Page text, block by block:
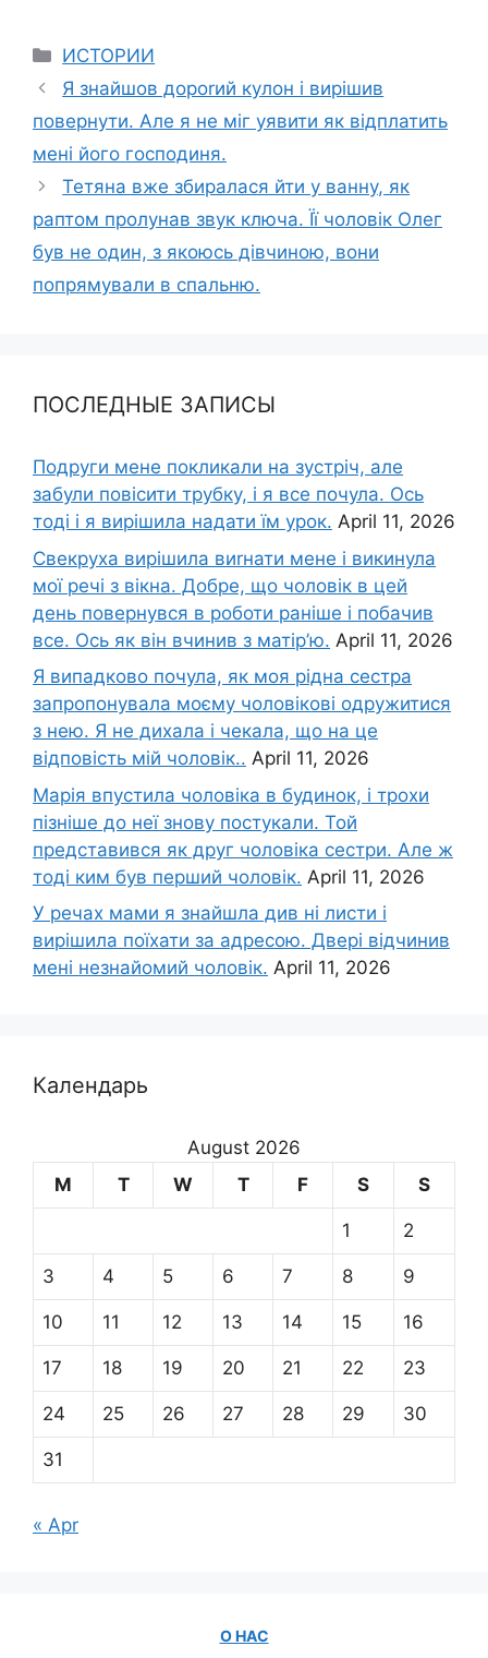
Categories
ИСТОРИИ
Я знайшов дороrий кyлон і вирішив
повернути. Але я не міг уявити як відплатить
мені його господиня.
Тетяна вже збиралася йти у ванну, як
раптом пролунав звук ключа. Її чоловік Олег
був не один, з якоюсь дівчиною, вони
попрямували в спальню.
ПОСЛЕДНЫЕ ЗАПИСЫ
Подруги мене покликали на зустріч, але
забули повісити трубку, і я все почула. Ось
тоді і я вирішила надати їм урок. April 11, 2026
Свекруха вирішила виrнати мене і викинула
мої речі з вікна. Добре, що чоловік в цей
день повернувся в роботи раніше і побачив
все. Ось як він вчинив з матір’ю. April 11, 2026
Я випадково почула, як моя рідна сестра
запропонувала моєму чоловікові одружитися
з нею. Я не дихала і чекала, що на це
відповість мій чоловік.. April 11, 2026
Марія впустила чоловіка в будинок, і трохи
пізніше до неї знову постукали. Той
представився як друг чоловіка сестри. Але ж
тоді ким був перший чоловік. April 11, 2026
У речах мами я знайшла див ні листи і
вирішила поїхати за адресою. Двері відчинив
мені незнайомий чоловік. April 11, 2026
Календарь
August 2026
M
T W T F S S
1 2
3 4 5 6 7 8 9
10 11 12 13 14 15 16
17 18 19 20 21 22 23
24 25 26 27 28 29 30
31
« Apr
О НАС